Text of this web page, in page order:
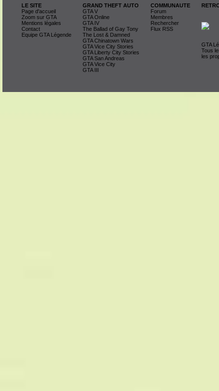
LE SITE
Page d'accueil
Zoom sur GTA
Mentions légales
Contact
Equipe GTA Légende
GRAND THEFT AUTO
GTA V
GTA Online
GTA IV
The Ballad of Gay Tony
The Lost & Damned
GTA Chinatown Wars
GTA Vice City Stories
GTA Liberty City Stories
GTA San Andreas
GTA Vice City
GTA III
COMMUNAUTE
Forum
Membres
Rechercher
Flux RSS
GTA
Tous
les